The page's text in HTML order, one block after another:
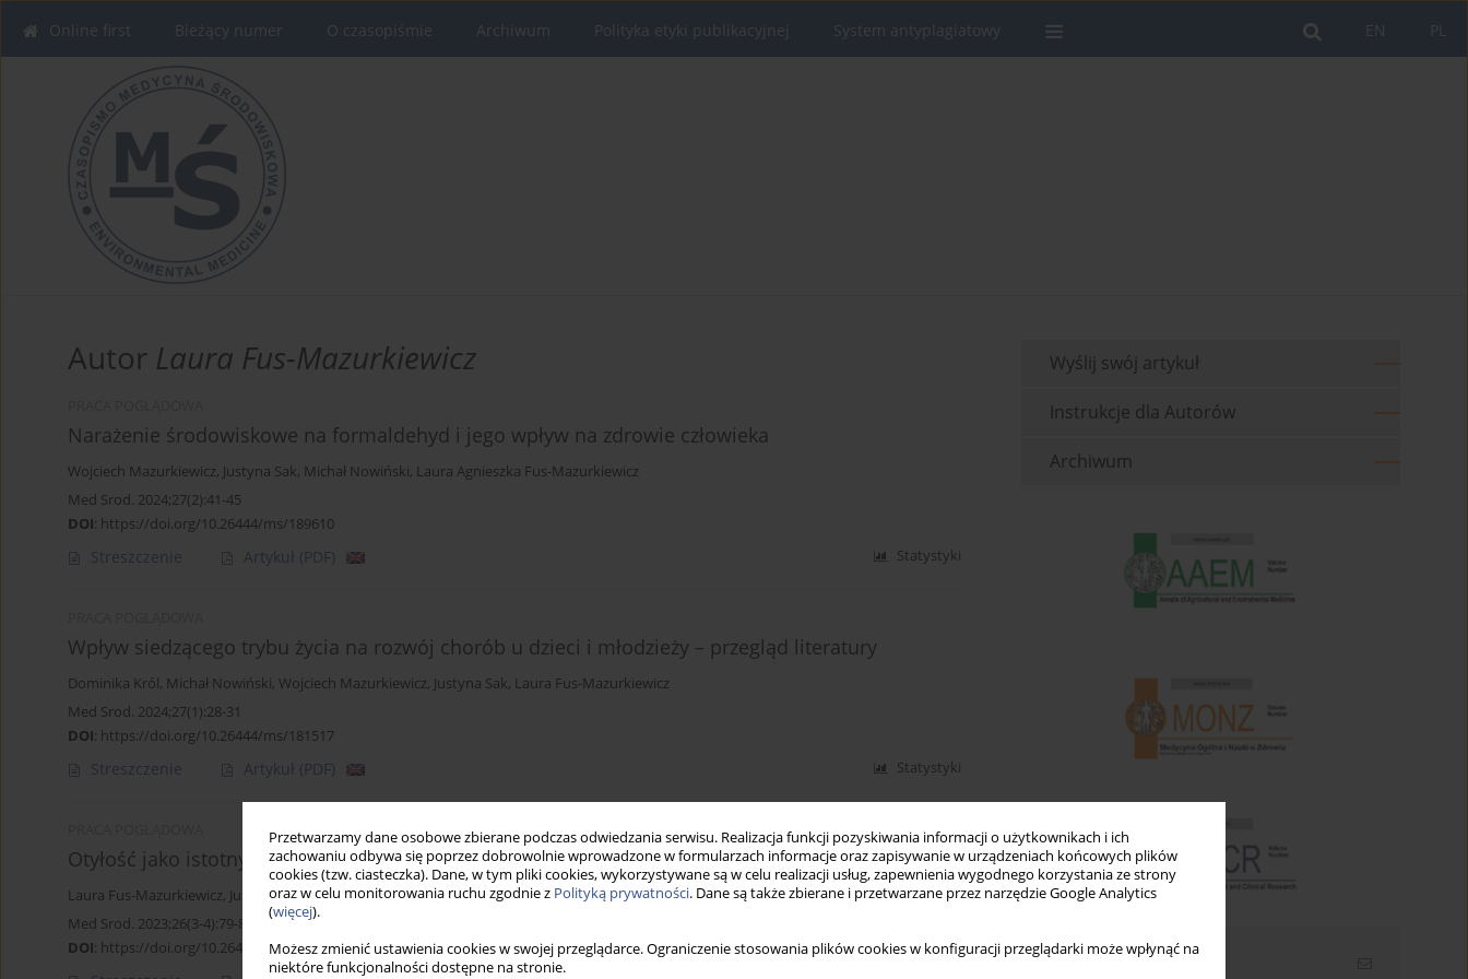
Przetwarzamy dane osobowe zbierane podczas odwiedzania serwisu. Realizacja funkcji pozyskiwania informacji o użytkownikach i ich
zachowaniu odbywa się poprzez dobrowolnie wprowadzone w formularzach informacje oraz zapisywanie w urządzeniach końcowych plików
cookies (tzw. ciasteczka). Dane, w tym pliki cookies, wykorzystywane są w celu realizacji usług, zapewnienia wygodnego korzystania ze strony
oraz w celu monitorowania ruchu zgodnie z Polityką prywatności. Dane są także zbierane i przetwarzane przez narzędzie Google Analytics
(więcej).
Możesz zmienić ustawienia cookies w swojej przeglądarce. Ograniczenie stosowania plików cookies w konfiguracji przeglądarki może wpłynąć na
niektóre funkcjonalności dostępne na stronie.
PL
EN
Online first Bieżący numer O czasopiśmie Archiwum Polityka etyki publikacyjnej System antyplagiatowy
Autor Laura Fus-Mazurkiewicz
Narażenie środowiskowe na formaldehyd i jego wpływ na zdrowie człowieka
Wojciech Mazurkiewicz, Justyna Sak, Michał Nowiński, Laura Agnieszka Fus-Mazurkiewicz
Med Srod. 2024;27(2):41-45
DOI: https://doi.org/10.26444/ms/189610
Streszczenie Artykuł (PDF) Statystyki
Wpływ siedzącego trybu życia na rozwój chorób u dzieci i młodzieży – przegląd literatury
Dominika Król, Michał Nowiński, Wojciech Mazurkiewicz, Justyna Sak, Laura Fus-Mazurkiewicz
Med Srod. 2024;27(1):28-31
DOI: https://doi.org/10.26444/ms/181517
Streszczenie Artykuł (PDF) Statystyki
Otyłość jako istotny czynnik ryzyka chorób otępiennych
Laura Fus-Mazurkiewicz, Justyna Sak,Michał Nowiński,Wojciech Mazurkiewicz
Med Srod. 2023;26(3-4):79-83
DOI: https://doi.org/10.26444/ms/175316
Wyślij swój artykuł
Instrukcje dla Autorów
Archiwum
Newsletter